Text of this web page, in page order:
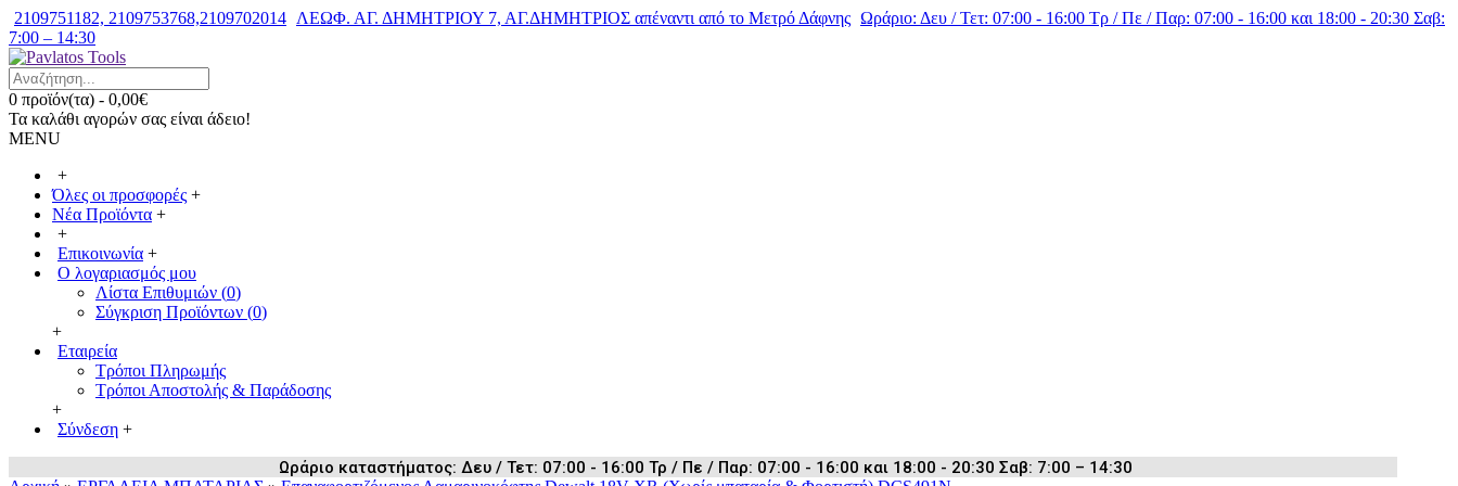
2109751182, 2109753768,2109702014 ΛΕΩΦ. ΑΓ. ΔΗΜΗΤΡΙΟΥ 7, ΑΓ.ΔΗΜΗΤΡΙΟΣ απέναντι από το Μετρό Δάφνης Ωράριο: Δευ / Τετ: 07:00 - 16:00 Τρ / Πε / Παρ: 07:00 - 16:00 και 18:00 - 20:30 Σαβ:
7:00 – 14:30
0 προϊόν(τα) - 0,00€
Τα καλάθι αγορών σας είναι άδειο!
MENU
+
Όλες οι προσφορές +
Νέα Προϊόντα +
+
Επικοινωνία +
Ο λογαριασμός μου
Λίστα Επιθυμιών (0)
Σύγκριση Προϊόντων (0)
+
Εταιρεία
Τρόποι Πληρωμής
Τρόποι Αποστολής & Παράδοσης
+
Σύνδεση +
Ωράριο καταστήματος: Δευ / Τετ: 07:00 - 16:00 Τρ / Πε / Παρ: 07:00 - 16:00 και 18:00 - 20:30 Σαβ: 7:00 – 14:30